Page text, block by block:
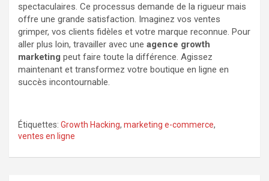
spectaculaires. Ce processus demande de la rigueur mais
offre une grande satisfaction. Imaginez vos ventes
grimper, vos clients fidèles et votre marque reconnue. Pour
aller plus loin, travailler avec une agence growth
marketing peut faire toute la différence. Agissez
maintenant et transformez votre boutique en ligne en
succès incontournable.
Étiquettes: Growth Hacking, marketing e-commerce,
ventes en ligne